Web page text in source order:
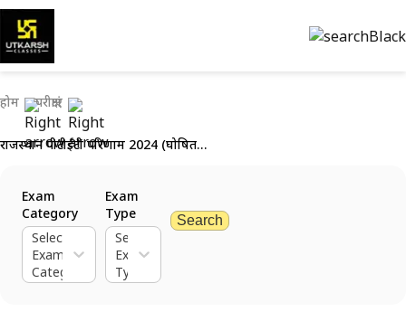
होम परीक्षाएं
राजस्थान पीटीईटी परिणाम 2024 (घोषित): अपने अंक देखें
Exam
Category
Select
Exam
Category
Exam
Type
Select
Exam
Type
Search